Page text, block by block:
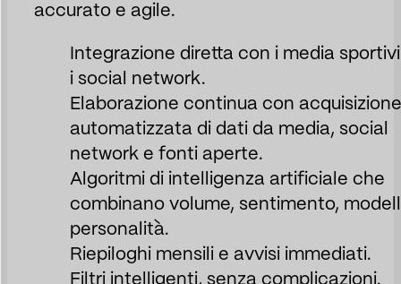
accurato e agile.
Integrazione diretta con i media
i social network.
Elaborazione continua con acquisizione
automatizzata di dati da media, social
network e fonti aperte.
Algoritmi di intelligenza artificiale che
combinano volume, sentimento,
personalità.
Riepiloghi mensili e avvisi immediati.
Filtri intelligenti, senza complicazioni.